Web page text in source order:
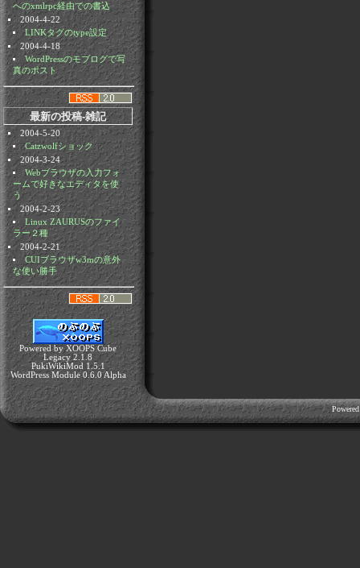
へのxmlrpc経由での書込
2004-4-22
LINKタグのtype設定
2004-4-18
WordPressのモブログで写
真のポスト
最新の投稿-雑記
2004-5-20
Catzwolfショック
2004-3-24
Webブラウザの入力フォ
ームで好きなエディタを使
う
2004-2-23
Linux ZAURUSのファイ
ラー２種
2004-2-21
CUIブラウザw3mの意外
な使い勝手
Powered by XOOPS Cube
Legacy 2.1.8
PukiWikiMod 1.5.1
WordPress Module 0.6.0 Alpha